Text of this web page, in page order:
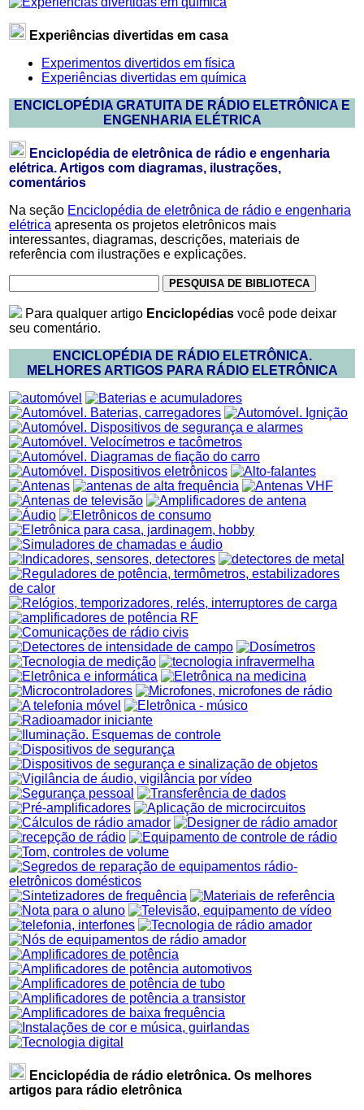
Experiências divertidas em casa
Experimentos divertidos em física
Experiências divertidas em química
ENCICLOPÉDIA GRATUITA DE RÁDIO ELETRÔNICA E
ENGENHARIA ELÉTRICA
Enciclopédia de eletrônica de rádio e engenharia
elétrica. Artigos com diagramas, ilustrações,
comentários
Na seção Enciclopédia de eletrônica de rádio e engenharia
elétrica apresenta os projetos eletrônicos mais
interessantes, diagramas, descrições, materiais de
referência com ilustrações e explicações.
Para qualquer artigo Enciclopédias você pode deixar
seu comentário.
ENCICLOPÉDIA DE RÁDIO ELETRÔNICA.
MELHORES ARTIGOS PARA RÁDIO ELETRÔNICA
Enciclopédia de rádio eletrônica. Os melhores
artigos para rádio eletrônica